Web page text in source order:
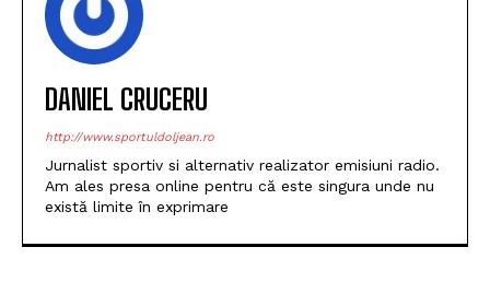
DANIEL CRUCERU
http://www.sportuldoljean.ro
Jurnalist sportiv si alternativ realizator emisiuni radio.
Am ales presa online pentru că este singura unde nu